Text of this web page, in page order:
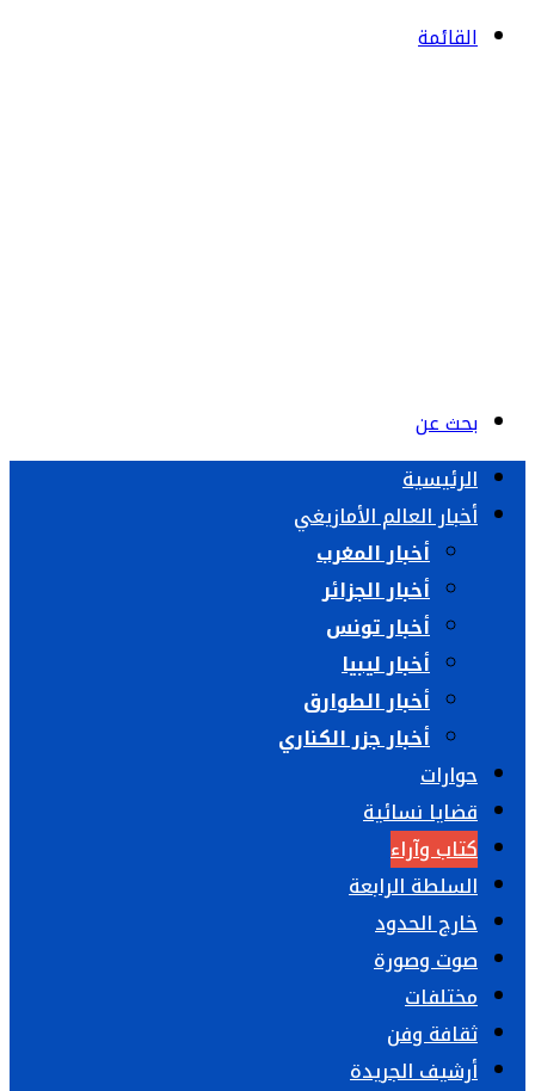
القائمة
بحث عن
الرئيسية
أخبار العالم الأمازيغي
أخبار المغرب
أخبار الجزائر
أخبار تونس
أخبار ليبيا
أخبار الطوارق
أخبار جزر الكناري
حوارات
قضايا نسائية
كتاب وآراء
السلطة الرابعة
خارج الحدود
صوت وصورة
مختلفات
ثقافة وفن
أرشيف الجريدة